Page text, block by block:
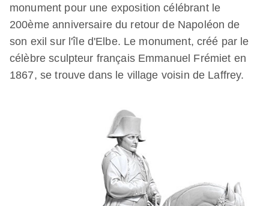
monument pour une exposition célébrant le
200ème anniversaire du retour de Napoléon de
son exil sur l'île d'Elbe. Le monument, créé par le
célèbre sculpteur français Emmanuel Frémiet en
1867, se trouve dans le village voisin de Laffrey.